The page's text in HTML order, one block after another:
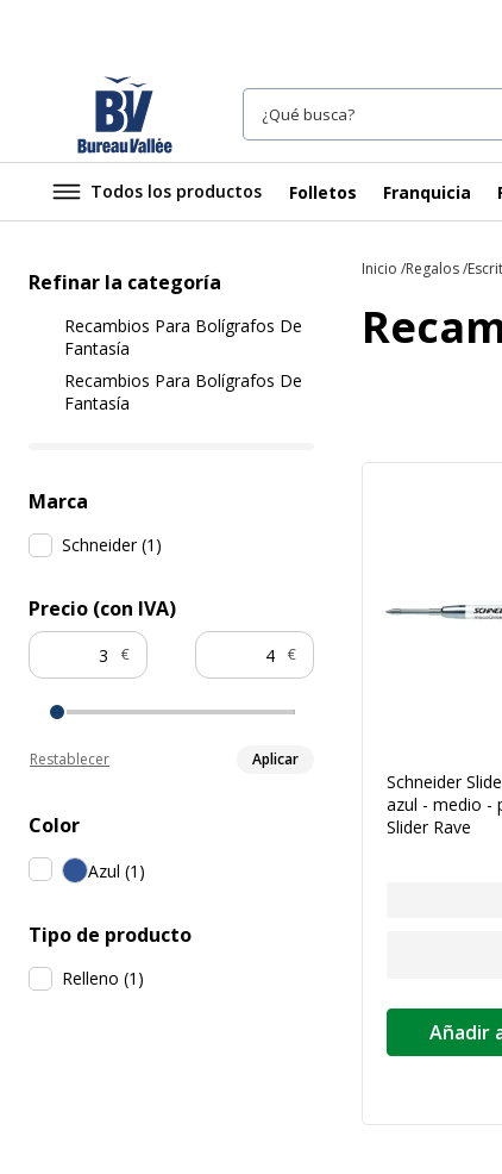
Todos los productos Folletos Franquicia
Refinar la categoría
Recambios Para Bolígrafos De
Fantasía
Recambios Para Bolígrafos De
Fantasía
Marca
Schneider(1 )
Precio (con IVA)
€ €
Restablecer Aplicar
Color
Azul (1 )
Tipo de producto
Relleno (1 )
Inicio Regalos
Schneider
azul - medio -
Slider Rave
Añadir